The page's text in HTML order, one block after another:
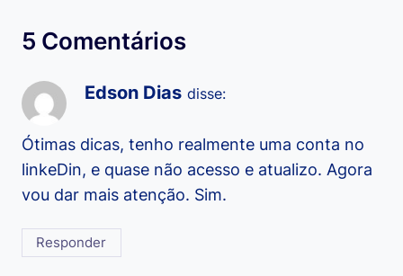
5 Comentários
Edson Dias disse:
Ótimas dicas, tenho realmente uma conta no
linkeDin, e quase não acesso e atualizo. Agora
vou dar mais atenção. Sim.
Responder